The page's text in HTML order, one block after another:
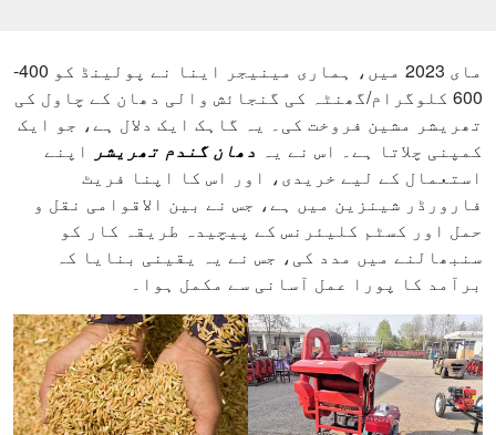
مای 2023 میں، ہماری مینیجر اینا نے پولینڈ کو 400-
600 کلوگرام/گھنٹہ کی گنجائش والی دھان کے چاول کی
تھریشر مشین فروخت کی۔ یہ گاہک ایک دلال ہے، جو ایک
کمپنی چلاتا ہے۔ اس نے یہ دھان گندم تھریشر اپنے
استعمال کے لیے خریدی، اور اس کا اپنا فریٹ
فارورڈر شینزین میں ہے، جس نے بین الاقوامی نقل و
حمل اور کسٹم کلیئرنس کے پیچیدہ طریقہ کار کو
سنبھالنے میں مدد کی، جس نے یہ یقینی بنایا کہ
برآمد کا پورا عمل آسانی سے مکمل ہوا۔